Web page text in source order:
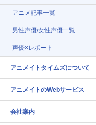
アニメ記事一覧
男性声優/女性声優一覧
声優×レポート
アニメイトタイムズについて
アニメイトのWebサービス
会社案内